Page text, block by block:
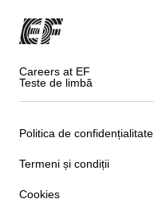
Careers at EF
Teste de limbă
Politica de confidențialitate
Termeni și condiții
Cookies